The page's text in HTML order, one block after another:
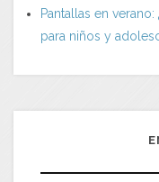
Pantallas en
para niños y